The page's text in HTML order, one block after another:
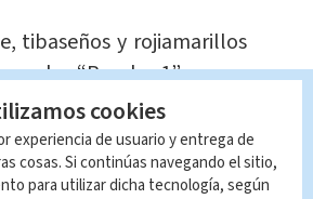
tibaseños y rojiamarillos
la “Ronda 1” como
a los octavos de final del
cookies
experiencia de usuario y entrega de
cosas. Si continúas navegando el sitio,
para utilizar dicha tecnología, según